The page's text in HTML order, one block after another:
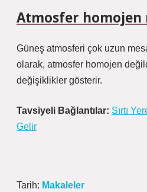
Atmosfer homojen
Güneş atmosferi çok uzun
olarak, atmosfer homojen
değişiklikler gösterir.
Tavsiyeli Bağlantılar: Sırtı
Gelir
Tarih: Makaleler